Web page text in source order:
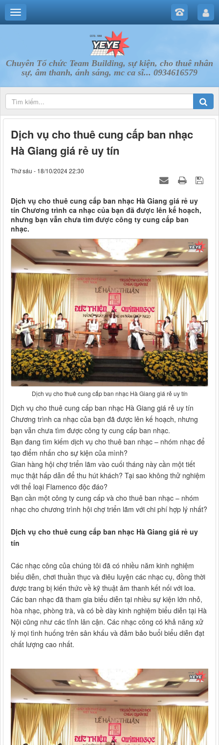
Chuyên Tổ chức Team Building, sự kiện, cho thuê nhân
sự, âm thanh, ánh sáng, mc ca sĩ... 0934616579
Dịch vụ cho thuê cung cấp ban nhạc
Hà Giang giá rẻ uy tín
Thứ sáu - 18/10/2024 22:30
Dịch vụ cho thuê cung cấp ban nhạc Hà Giang giá rẻ uy
tín Chương trình ca nhạc của bạn đã được lên kế hoạch,
nhưng bạn vẫn chưa tìm được công ty cung cấp ban
nhạc.
Dịch vụ cho thuê cung cấp ban nhạc Hà Giang giá rẻ uy tín
Dịch vụ cho thuê cung cấp ban nhạc Hà Giang giá rẻ uy tín
Chương trình ca nhạc của bạn đã được lên kế hoạch, nhưng
bạn vẫn chưa tìm được công ty cung cấp ban nhạc.
Bạn đang tìm kiếm dịch vụ cho thuê ban nhạc – nhóm nhạc để
tạo điểm nhấn cho sự kiện của mình?
Gian hàng hội chợ triển lãm vào cuối tháng này cần một tiết
mục thật hấp dẫn để thu hút khách? Tại sao không thử nghiệm
với thể loại Flamenco độc đáo?
Bạn cần một công ty cung cấp và cho thuê ban nhạc – nhóm
nhạc cho chương trình hội chợ triển lãm với chi phí hợp lý nhất?
Dịch vụ cho thuê cung cấp ban nhạc Hà Giang giá rẻ uy
tín
Các nhạc công của chúng tôi đã có nhiều năm kinh nghiệm
biểu diễn, chơi thuần thục và điêu luyện các nhạc cụ, đồng thời
được trang bị kiến thức về kỹ thuật âm thanh kết nối với loa.
Các ban nhạc đã tham gia biểu diễn tại nhiều sự kiện lớn nhỏ,
hòa nhạc, phòng trà, và có bề dày kinh nghiệm biểu diễn tại Hà
Nội cũng như các tỉnh lân cận. Các nhạc công có khả năng xử
lý mọi tình huống trên sân khấu và đảm bảo buổi biểu diễn đạt
chất lượng cao nhất.